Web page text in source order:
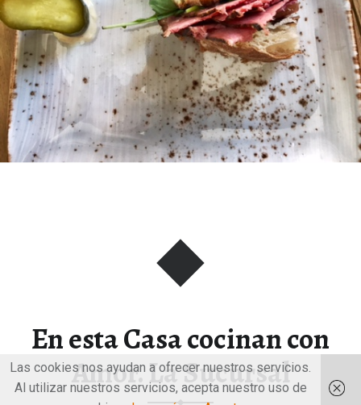
En esta Casa cocinan con
Amor. La Sucursal
Las cookies nos ayudan a ofrecer nuestros servicios.
Al utilizar nuestros servicios, acepta nuestro uso de